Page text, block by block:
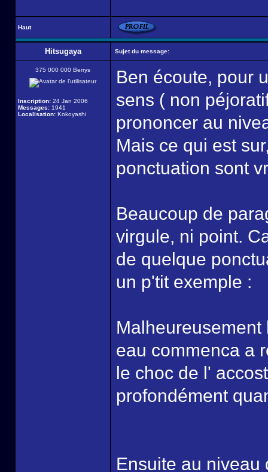
Haut
Hitsugaya Sujet du message:
375 000 000 Berrys
Inscription: 24 Jan 2006
Messages: 1941
Localisation: Kokoyashi
Ben écoute, pour
sens ( non
prononcer au
Mais ce qui est
ponctuation sont
Beaucoup de
virgule, ni point.
de quelque
un p'tit exemple :
eau commenca a
le choc de l'
profondément
Ensuite au niveau